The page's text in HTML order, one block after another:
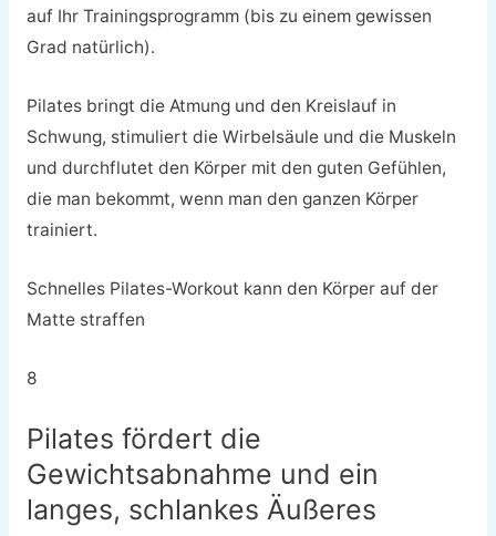
auf Ihr Trainingsprogramm (bis zu einem gewissen
Grad natürlich).
Pilates bringt die Atmung und den Kreislauf in
Schwung, stimuliert die Wirbelsäule und die Muskeln
und durchflutet den Körper mit den guten Gefühlen,
die man bekommt, wenn man den ganzen Körper
trainiert.
Schnelles Pilates-Workout kann den Körper auf der
Matte straffen
8
Pilates fördert die
Gewichtsabnahme und ein
langes, schlankes Äußeres